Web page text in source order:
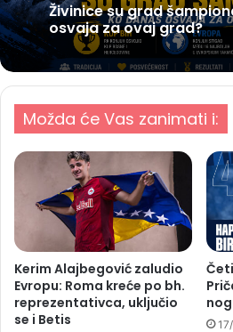
Živinice su grad
osvaja za ovaj grad?
Možda će Vas zanimati i:
Kerim Alajbegović zaludio
Evropu: Roma kreće po bh.
reprezentativca, uključio
se i Betis